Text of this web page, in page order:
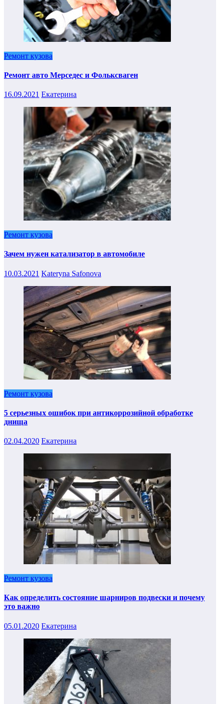
Ремонт кузова
Ремонт авто Мерседес и Фольксваген
16.09.2021 Екатерина
Ремонт кузова
Зачем нужен катализатор в автомобиле
10.03.2021 Kateryna Safonova
Ремонт кузова
5 серьезных ошибок при антикоррозийной обработке
днища
02.04.2020 Екатерина
Ремонт кузова
Как определить состояние шарниров подвески и почему
это важно
05.01.2020 Екатерина